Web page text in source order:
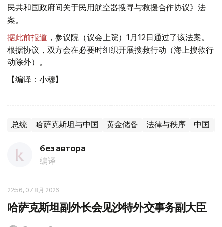
民共和国政府间关于民用航空器搜寻与救援合作协议》法
案。
据此前报道 ，参议院（议会上院）1月12日通过了该法案。
根据协议，双方会在必要时组织开展搜救行动（海上搜救行
动除外）。
【编译：小穆】
总统 哈萨克斯坦与中国 黄金储备 法律与秩序 中国
без автора
编译
22:56, 07 8月 2026
哈萨克斯坦副外长会见沙特外交事务副大臣